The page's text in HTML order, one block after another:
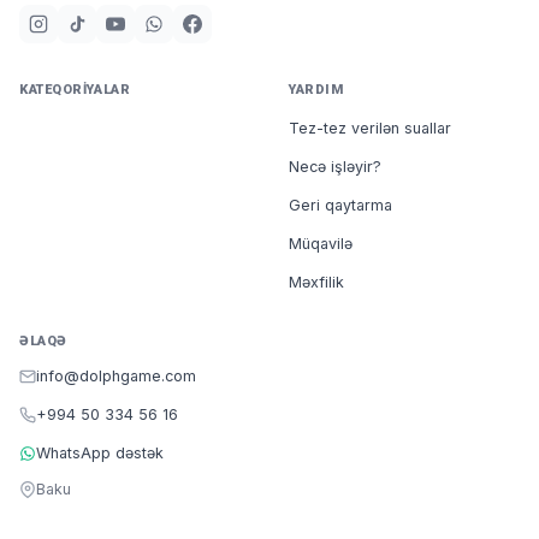
KATEQORIYALAR YARDIM
Tez-tez verilən suallar
Necə işləyir?
Geri qaytarma
Müqavilə
Məxfilik
ƏLAQƏ
info@dolphgame.com
+994 50 334 56 16
WhatsApp dəstək
Baku